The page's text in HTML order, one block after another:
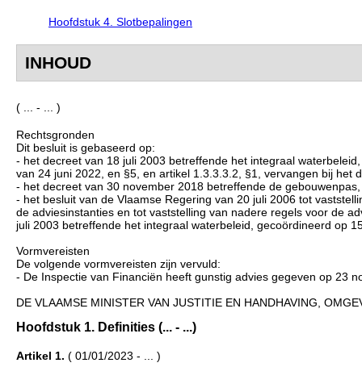
Hoofdstuk 4. Slotbepalingen
INHOUD
( ... - ... )
Rechtsgronden
Dit besluit is gebaseerd op:
- het decreet van 18 juli 2003 betreffende het integraal
van 24 juni 2022, en §5, en artikel 1.3.3.3.2, §1, vervangen bij het
- het decreet van 30 november 2018 betreffende de
- het besluit van de Vlaamse Regering van 20 juli 2006 tot
de adviesinstanties en tot vaststelling van nadere regels voor de
juli 2003 betreffende het integraal waterbeleid, gecoördineerd op
Vormvereisten
De volgende vormvereisten zijn vervuld:
- De Inspectie van Financiën heeft gunstig advies gegeven op 23
DE VLAAMSE MINISTER VAN JUSTITIE EN HANDHAVING,
Hoofdstuk 1. Definities (... - ...)
Artikel 1. ( 01/01/2023 - ... )